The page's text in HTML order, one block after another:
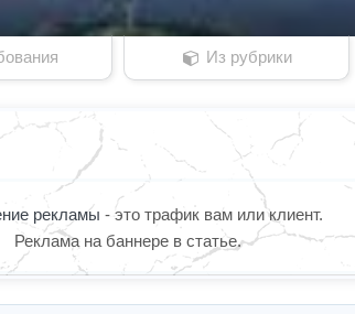
Из рубрики
рекламы - это трафик вам или клиент.
Реклама на баннере в статье.